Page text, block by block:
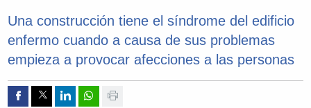
Una construcción tiene el síndrome del edificio
enfermo cuando a causa de sus problemas
empieza a provocar afecciones a las personas
Compartir por Facebook
Compartir por Twitter
Compartir por Linkedin
Compartir por whatsapp
Imprimir